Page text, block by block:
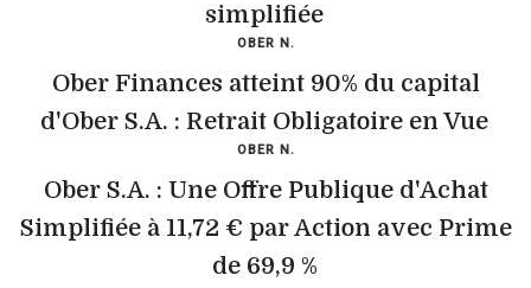
simplifiée
OBER N.
Ober Finances atteint 90% du capital
d'Ober S.A. : Retrait Obligatoire en Vue
OBER N.
Ober S.A. : Une Offre Publique d'Achat
Simplifiée à 11,72 € par Action avec Prime
de 69,9 %